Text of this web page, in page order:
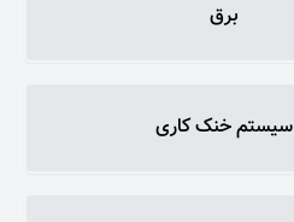
برق
سیستم خنک کاری